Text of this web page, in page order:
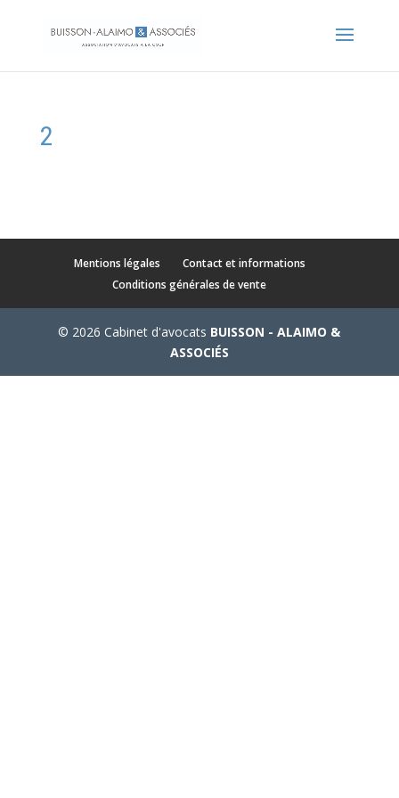
2
Mentions légales
Contact et informations
Conditions générales de vente
© 2026 Cabinet d'avocats BUISSON - ALAIMO &
ASSOCIÉS